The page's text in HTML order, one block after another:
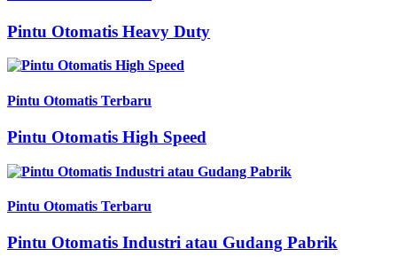
Pintu Otomatis Heavy Duty
Pintu Otomatis Terbaru
Pintu Otomatis High Speed
Pintu Otomatis Terbaru
Pintu Otomatis Industri atau Gudang Pabrik